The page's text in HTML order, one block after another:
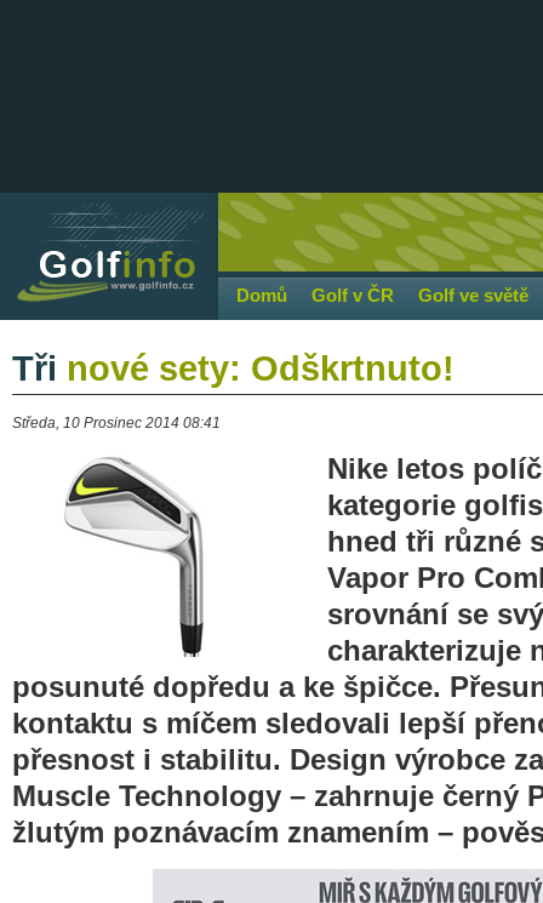
Domů Golf v ČR Golf ve světě
Tři nové sety: Odškrtnuto!
Středa, 10 Prosinec 2014 08:41
Nike letos
kategorie
hned tři různé
Vapor Pro
srovnání se
charakterizuje
posunuté dopředu a ke špičce.
kontaktu s míčem sledovali lepší
přesnost i stabilitu. Design výrobce
Muscle Technology – zahrnuje černý
žlutým poznávacím znamením –